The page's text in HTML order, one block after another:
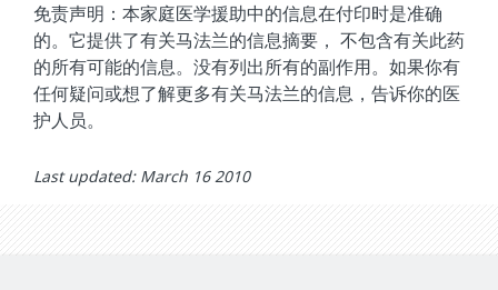
免责声明：本家庭医学援助中的信息在付印时是准确
的。它提供了有关马法兰的信息摘要， 不包含有关此药
的所有可能的信息。没有列出所有的副作用。如果你有
任何疑问或想了解更多有关马法兰的信息，告诉你的医
护人员。
Last updated: March 16 2010